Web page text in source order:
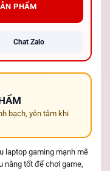
PHẨM
Chat Zalo
bạch, yên tâm khi
laptop gaming mạnh mẽ
năng tốt để chơi game,